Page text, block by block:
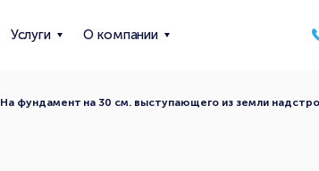
Услуги О компании
На фундамент на 30 см. выступающего из земли